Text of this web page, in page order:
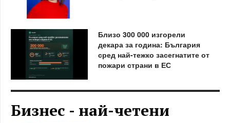
Близо 300 000 изгорели
декара за година: България
сред най-тежко засегнатите от
пожари страни в ЕС
Бизнес - най-четени